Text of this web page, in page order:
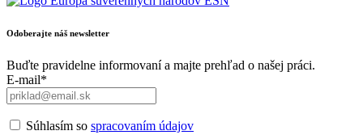
Odoberajte náš newsletter
Buďte pravidelne informovaní a majte prehľad o našej práci.
E-mail*
Súhlasím so spracovaním údajov